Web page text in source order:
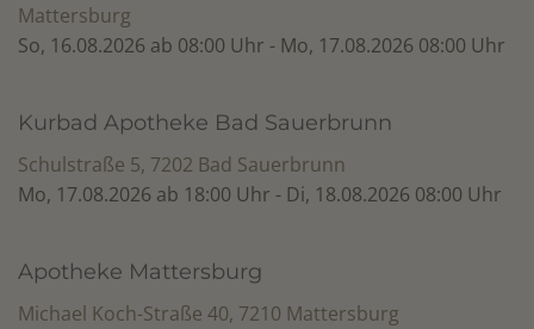
Mattersburg
So, 16.08.2026 ab 08:00 Uhr - Mo, 17.08.2026 08:00 Uhr
Kurbad Apotheke Bad Sauerbrunn
Schulstraße 5, 7202 Bad Sauerbrunn
Mo, 17.08.2026 ab 18:00 Uhr - Di, 18.08.2026 08:00 Uhr
Apotheke Mattersburg
Michael Koch-Straße 40, 7210 Mattersburg